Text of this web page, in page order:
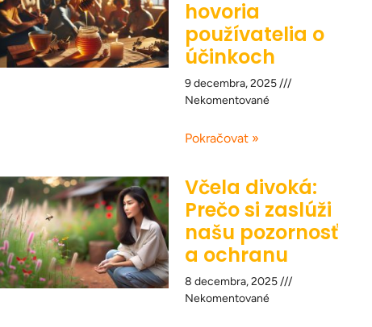
hovoria
používatelia o
účinkoch
9 decembra, 2025
Nekomentované
Pokračovat »
Včela divoká:
Prečo si zaslúži
našu pozornosť
a ochranu
8 decembra, 2025
Nekomentované